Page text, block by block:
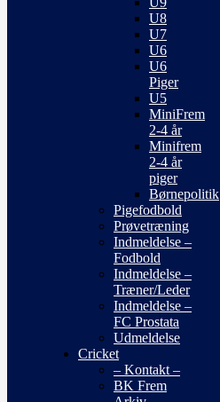
U8
U7
U6
U6
Piger
U5
MiniFrem
2-4 år
Minifrem
2-4 år
piger
Børnepolitik
Pigefodbold
Prøvetræning
Indmeldelse –
Fodbold
Indmeldelse –
Træner/Leder
Indmeldelse –
FC Prostata
Udmeldelse
Cricket
– Kontakt –
BK Frem